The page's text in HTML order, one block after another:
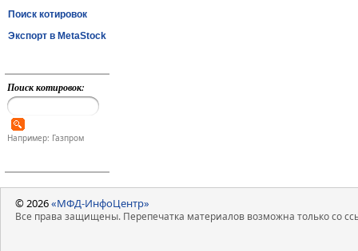
Поиск котировок
Экспорт в MetaStock
Поиск котировок:
Например: Газпром
© 2026«МФД-ИнфоЦентр»
Все права защищены. Перепечатка материалов возможна только со